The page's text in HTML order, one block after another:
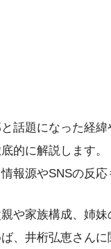
話題になった経
的に解説します。
報源やSNSの反
や家族構成、姉
、井桁弘恵さん